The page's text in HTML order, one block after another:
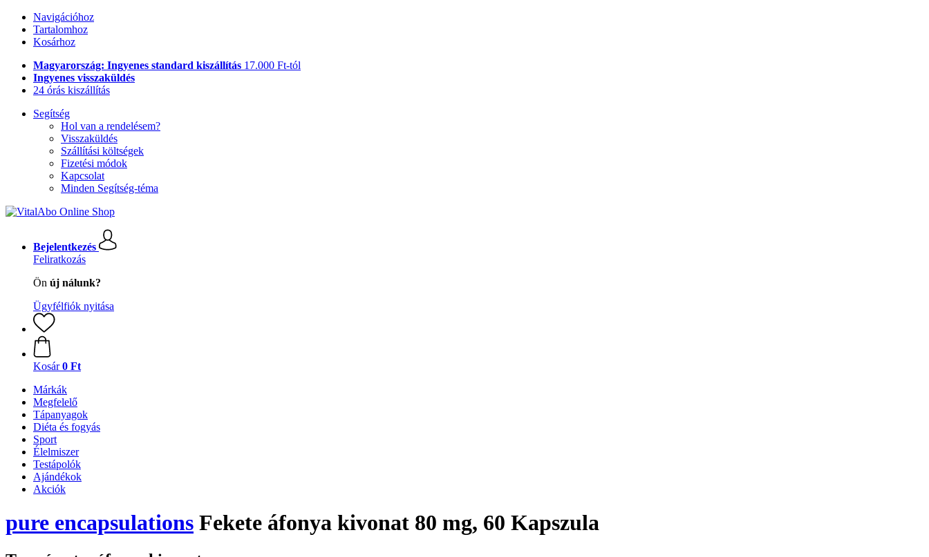
Navigációhoz
Tartalomhoz
Kosárhoz
Magyarország: Ingyenes standard kiszállítás 17.000 Ft-tól
Ingyenes visszaküldés
24 órás kiszállítás
Segítség
Hol van a rendelésem?
Visszaküldés
Szállítási költségek
Fizetési módok
Kapcsolat
Minden Segítség-téma
Bejelentkezés
Feliratkozás
Ön új nálunk?
Ügyfélfiók nyitása
Kosár 0 Ft
Márkák
Megfelelő
Tápanyagok
Diéta és fogyás
Sport
Élelmiszer
Testápolók
Ajándékok
Akciók
pure encapsulations Fekete áfonya kivonat 80 mg, 60 Kapszula